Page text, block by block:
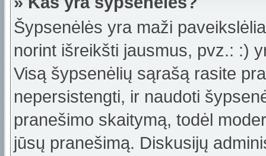
Šypsenėlės yra maži
norint išreikšti jausmus, pvz.: :)
Visą šypsenėlių sąrašą rasite
nepersistengti, ir naudoti
pranešimo skaitymą, todėl
jūsų pranešimą. Diskusijų